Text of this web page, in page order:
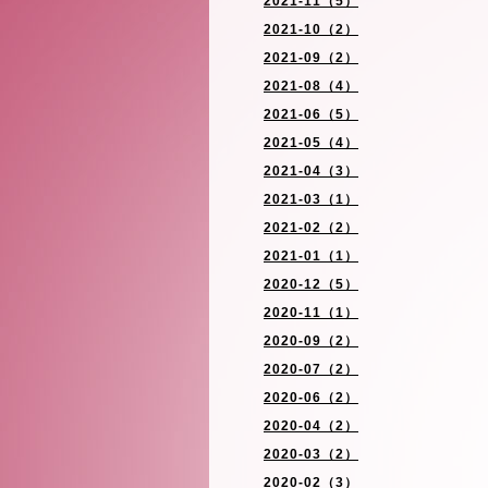
2021-10（2）
2021-09（2）
2021-08（4）
2021-06（5）
2021-05（4）
2021-04（3）
2021-03（1）
2021-02（2）
2021-01（1）
2020-12（5）
2020-11（1）
2020-09（2）
2020-07（2）
2020-06（2）
2020-04（2）
2020-03（2）
2020-02（3）